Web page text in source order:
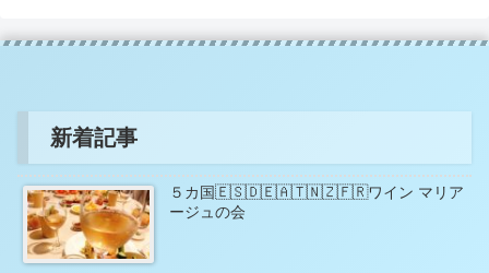
新着記事
５カ国🇪🇸🇩🇪🇦🇹🇳🇿🇫🇷ワイン マリア
ージュの会